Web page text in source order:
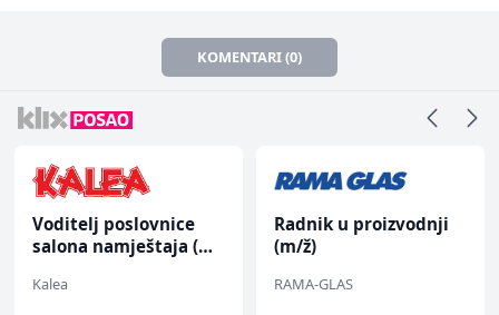
KOMENTARI (0)
Voditelj poslovnice
salona namještaja (m/
Kalea
Radnik u proizvodnji
(m/ž)
RAMA-GLAS